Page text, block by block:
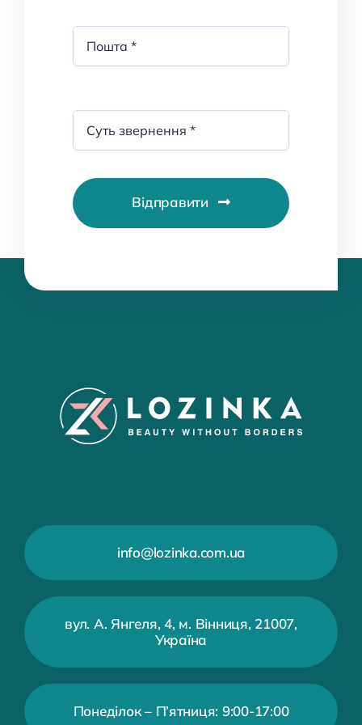
Відправити
info@lozinka.com.ua
вул. А. Янгеля, 4, м. Вінниця, 21007,
Україна
Понеділок – П’ятниця: 9:00-17:00